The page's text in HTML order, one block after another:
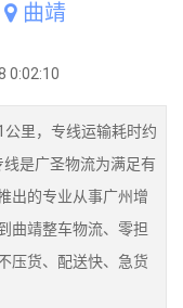
曲靖
里，专线运输耗时约
是广圣物流为满足有
出的专业从事广州增
曲靖整车物流、零担
压货、配送快、急货